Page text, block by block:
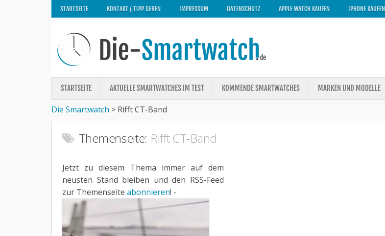
STARTSEITE KONTAKT / TIPP GEBEN IMPRESSUM DATENSCHUTZ APPLE WATCH KAUFEN IPHONE KAUFEN
STARTSEITE AKTUELLE SMARTWATCHES IM TEST KOMMENDE SMARTWATCHES MARKEN UND MODELLE
Die Smartwatch > Rifft CT-Band
Themenseite: Rifft CT-Band
Jetzt zu diesem Thema immer auf dem
neusten Stand bleiben und den RSS-Feed
zur Themenseite abonnieren! -